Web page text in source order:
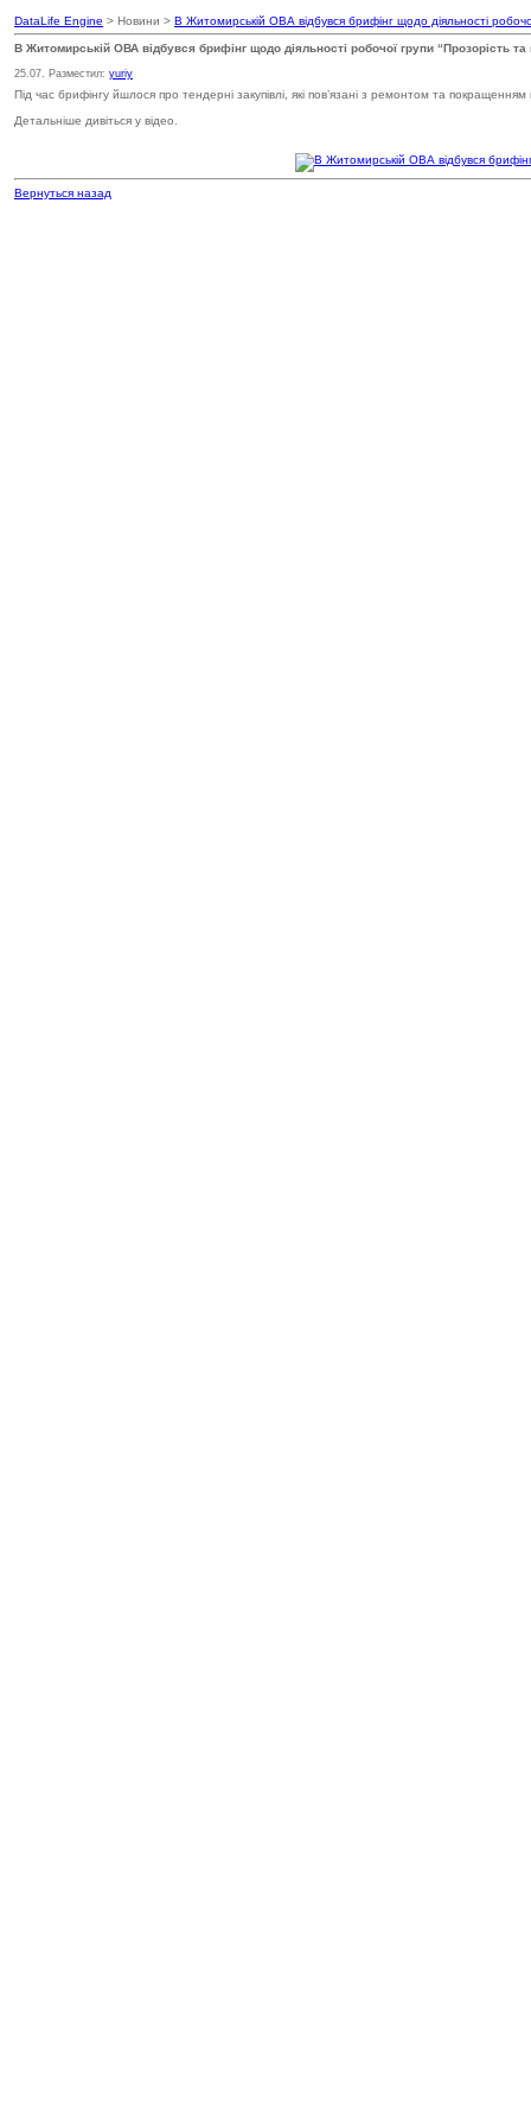
DataLife Engine > Новини > В Житомирській ОВА відбувся брифінг щодо діяльності робочої
В Житомирській ОВА відбувся брифінг щодо діяльності робочої групи “Прозорість та
25.07. Разместил: yuriy
Під час брифінгу йшлося про тендерні закупівлі, які пов’язані з ремонтом та
Детальніше дивіться у відео.
Вернуться назад